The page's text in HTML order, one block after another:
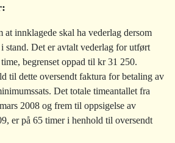
at innklagede skal ha vederlag dersom
stand. Det er avtalt vederlag for utført
begrenset oppad til kr 31 250.
til dette oversendt faktura for betaling av
Det totale timeantallet fra
2008 og frem til oppsigelse av
er på 65 timer i henhold til oversendt